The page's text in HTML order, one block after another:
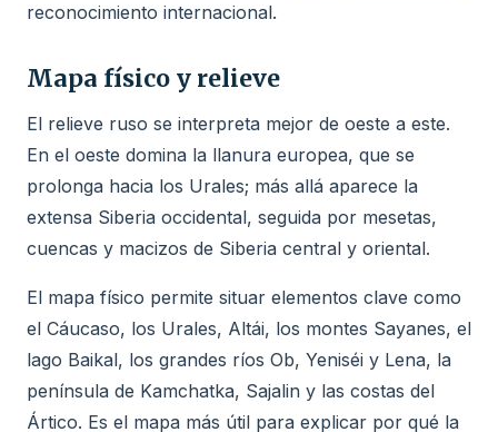
reconocimiento internacional.
Mapa físico y relieve
El relieve ruso se interpreta mejor de oeste a este.
En el oeste domina la llanura europea, que se
prolonga hacia los Urales; más allá aparece la
extensa Siberia occidental, seguida por mesetas,
cuencas y macizos de Siberia central y oriental.
El mapa físico permite situar elementos clave como
el Cáucaso, los Urales, Altái, los montes Sayanes, el
lago Baikal, los grandes ríos Ob, Yeniséi y Lena, la
península de Kamchatka, Sajalin y las costas del
Ártico. Es el mapa más útil para explicar por qué la